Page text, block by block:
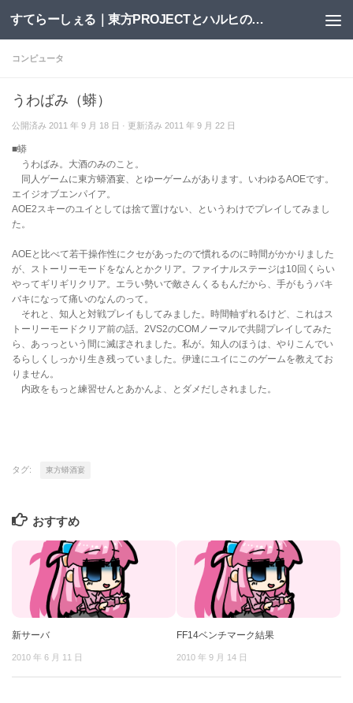
コンテンツへスキップ すてらーしぇる｜東方PROJECTとハルヒの二次創作サイト
コンピュータ
うわばみ（蟒）
公開済み 2011 年 9 月 18 日 · 更新済み 2011 年 9 月 22 日
■蟒
うわばみ。大酒のみのこと。
同人ゲームに東方蟒酒宴、とゆーゲームがあります。いわゆるAOEです。
エイジオブエンパイア。
AOE2スキーのユイとしては捨て置けない、というわけでプレイしてみまし
た。
AOEと比べて若干操作性にクセがあったので慣れるのに時間がかかりました
が、ストーリーモードをなんとかクリア。ファイナルステージは10回くらい
やってギリギリクリア。エラい勢いで敵さんくるもんだから、手がもうバキ
バキになって痛いのなんのって。
それと、知人と対戦プレイもしてみました。時間軸ずれるけど、これはス
トーリーモードクリア前の話。2VS2のCOMノーマルで共闘プレイしてみた
ら、あっっという間に滅ぼされました。私が。知人のほうは、やりこんでい
るらしくしっかり生き残っていました。伊達にユイにこのゲームを教えてお
りません。
内政をもっと練習せんとあかんよ、とダメだしされました。
タグ: 東方蟒酒宴
おすすめ
新サーバ
2010 年 6 月 11 日
FF14ベンチマーク結果
2010 年 9 月 14 日